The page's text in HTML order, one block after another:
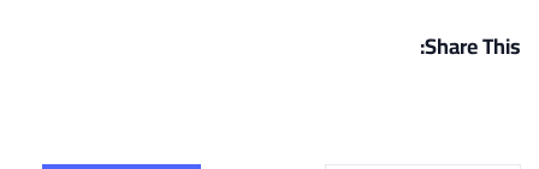
Share This: